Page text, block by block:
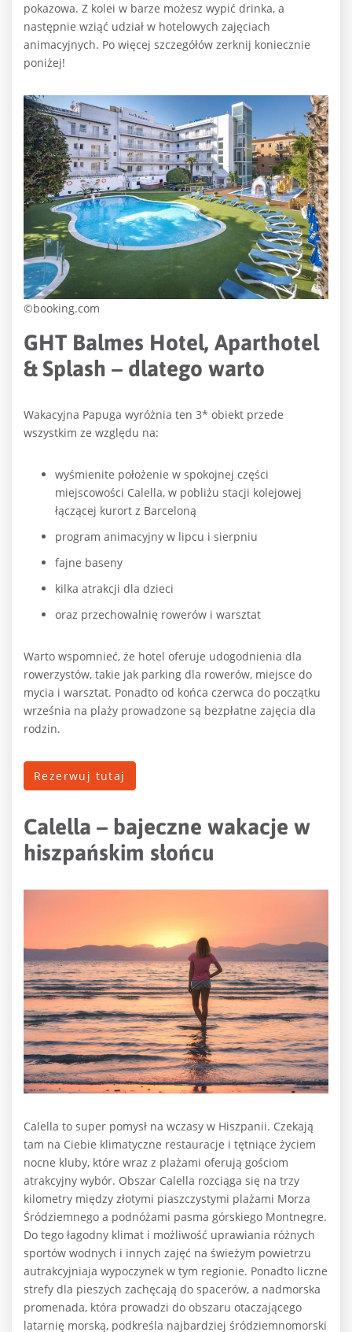
pokazowa. Z kolei w barze możesz wypić drinka, a
następnie wziąć udział w hotelowych zajęciach
animacyjnych. Po więcej szczegółów zerknij koniecznie
poniżej!
©booking.com
GHT Balmes Hotel, Aparthotel
& Splash – dlatego warto
Wakacyjna Papuga wyróżnia ten 3* obiekt przede
wszystkim ze względu na:
wyśmienite położenie w spokojnej części
miejscowości Calella, w pobliżu stacji kolejowej
łączącej kurort z Barceloną
program animacyjny w lipcu i sierpniu
fajne baseny
kilka atrakcji dla dzieci
oraz przechowalnię rowerów i warsztat
Warto wspomnieć, że hotel oferuje udogodnienia dla
rowerzystów, takie jak parking dla rowerów, miejsce do
mycia i warsztat. Ponadto od końca czerwca do początku
września na plaży prowadzone są bezpłatne zajęcia dla
rodzin.
Rezerwuj tutaj
Calella – bajeczne wakacje w
hiszpańskim słońcu
Calella to super pomysł na wczasy w Hiszpanii. Czekają
tam na Ciebie klimatyczne restauracje i tętniące życiem
nocne kluby, które wraz z plażami oferują gościom
atrakcyjny wybór. Obszar Calella rozciąga się na trzy
kilometry między złotymi piaszczystymi plażami Morza
Śródziemnego a podnóżami pasma górskiego Montnegre.
Do tego łagodny klimat i możliwość uprawiania różnych
sportów wodnych i innych zajęć na świeżym powietrzu
autrakcyjniaja wypoczynek w tym regionie. Ponadto liczne
strefy dla pieszych zachęcają do spacerów, a nadmorska
promenada, która prowadzi do obszaru otaczającego
latarnię morską, podkreśla najbardziej śródziemnomorski